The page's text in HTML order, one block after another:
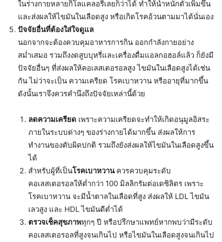
ในร่างกายหลายกิโลแคลอรี่เลยก็ว่าได้ ทำให้น้ำหนักตัวเพิ่มขึ้น
และส่งผลให้ไขมันในเลือดสูง หรือเกิดโรคอ้วนตามมาได้นั่นเอง
ปัจจัยอื่นที่ต้องใส่ใจดูแล
นอกจากจะต้องควบคุมอาหารการกิน ออกกำลังกายอย่าง
สม่ำเสมอ รวมถึงงดสูบบุหรี่และเครื่องดื่มแอลกอฮอล์แล้ว ก็ยังมี
ปัจจัยอื่นๆ ที่ส่งผลให้คอเลสเตอรอลสูง ไขมันในเลือดสูงได้เช่น
กัน ไม่ว่าจะเป็น ความเครียด โรคเบาหวาน หรืออายุที่มากขึ้น
ดังนั้นเราจึงควรคำนึงถึงปัจจัยเหล่านี้ด้วย
ลดความเครียด เพราะความเครียดจะทำให้เกิดอนุมูลอิสระ
ภายในระบบต่างๆ ของร่างกายได้มากขึ้น ส่งผลให้การ
ทำงานของตับผิดปกติ รวมถึงยังส่งผลให้ไขมันในเลือดสูงขึ้น
ได้
สำหรับผู้ที่เป็นโรคเบาหวานควรควบคุมระดับ
คอเลสเตอรอลให้ต่ำกว่า 100 มิลลิกรัมต่อเดซิลิตร เพราะ
โรคเบาหวาน จะมีน้ำตาลในเลือดที่สูง ส่งผลให้ LDL ไขมัน
เลวสูง และ HDL ไขมันดีต่ำได้
ตรวจเช็คสุขภาพทุกๆ ปี หรือปรึกษาแพทย์หากพบว่ามีระดับ
คอเลสเตอรอลที่สูงจนเกินไป หรือไขมันในเลือดสูงจนเกินไป